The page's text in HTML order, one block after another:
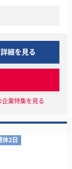
細を見る
業特集を見る
休2日